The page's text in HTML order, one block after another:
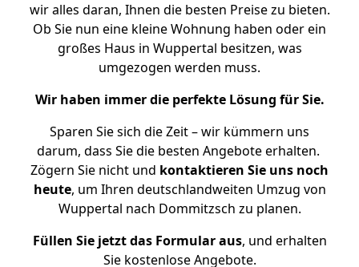
wir alles daran, Ihnen die besten Preise zu bieten.
Ob Sie nun eine kleine Wohnung haben oder ein
großes Haus in Wuppertal besitzen, was
umgezogen werden muss.
Wir haben immer die perfekte Lösung für Sie.
Sparen Sie sich die Zeit – wir kümmern uns
darum, dass Sie die besten Angebote erhalten.
Zögern Sie nicht und kontaktieren Sie uns noch
heute, um Ihren deutschlandweiten Umzug von
Wuppertal nach Dommitzsch zu planen.
Füllen Sie jetzt das Formular aus, und erhalten
Sie kostenlose Angebote.